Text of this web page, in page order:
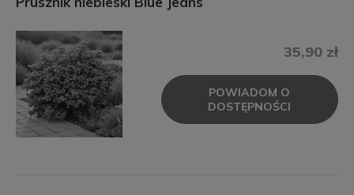
35,90 zł
POWIADOM O
DOSTĘPNOŚCI